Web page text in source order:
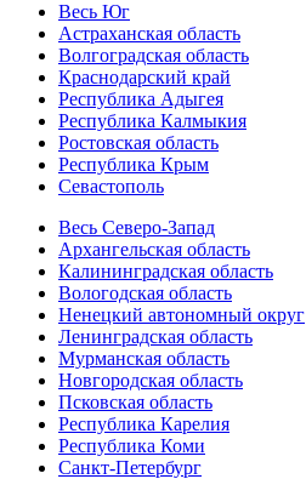
Весь Юг
Астраханская область
Волгоградская область
Краснодарский край
Республика Адыгея
Республика Калмыкия
Ростовская область
Республика Крым
Севастополь
Весь Северо-Запад
Архангельская область
Калининградская область
Вологодская область
Ненецкий автономный округ
Ленинградская область
Мурманская область
Новгородская область
Псковская область
Республика Карелия
Республика Коми
Санкт-Петербург